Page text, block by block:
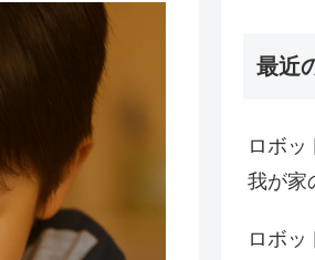
最近
ロボッ
我が家
ロボッ